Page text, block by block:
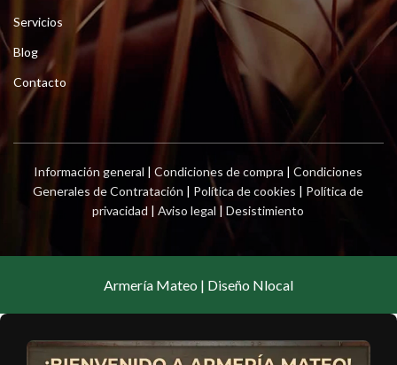
Servicios
Blog
Contacto
Información general |Condiciones de compra |Condiciones
Generales de Contratación | Política de cookies | Política de
privacidad |Aviso legal |Desistimiento
Armería Mateo | Diseño Nlocal